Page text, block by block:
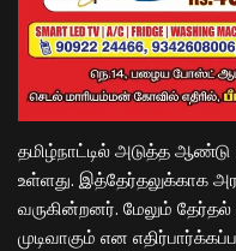
தமிழ்நாட்டில் அடுத்த
உள்ளது. இத்தேர்தலுக்காக
வருகின்றனர். மேலும்
முடிவாகும் என